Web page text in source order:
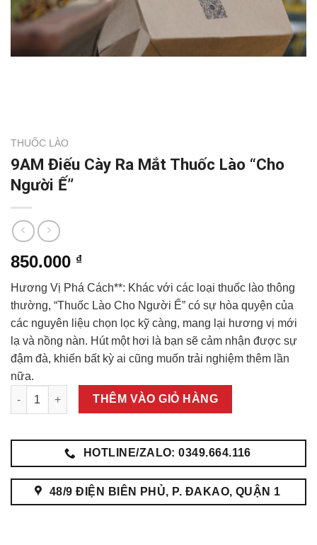
THUỐC LÀO
9AM Điếu Cày Ra Mắt Thuốc Lào “Cho
Người Ế”
850.000 ₫
Hương Vị Phá Cách**: Khác với các loại thuốc lào thông
thường, “Thuốc Lào Cho Người Ế” có sự hòa quyện của
các nguyên liệu chọn lọc kỹ càng, mang lại hương vị mới
lạ và nồng nàn. Hút một hơi là bạn sẽ cảm nhận được sự
đậm đà, khiến bất kỳ ai cũng muốn trải nghiệm thêm lần
nữa.
9AM Điếu Cày Ra Mắt Thuốc Lào "Cho Người Ế" số lượng
THÊM VÀO GIỎ HÀNG
HOTLINE/ZALO: 0349.664.116
48/9 ĐIỆN BIÊN PHỦ, P. ĐAKAO, QUẬN 1